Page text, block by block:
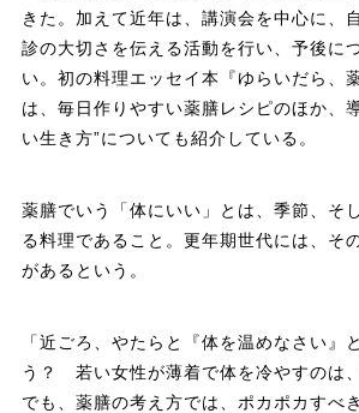
きた。加えて近年は、講演会を中心に、
診の大切さを伝える活動を行い、予後に
い。初の料理エッセイ本『ゆらいだら、
は、毎日作りやすい薬膳レシピのほか、
い生き方”についても紹介している。
薬膳でいう「体にいい」とは、季節、そ
る料理であること。更年期世代には、そ
があるという。
「近ごろ、やたらと『体を温めなさい』
う？ 若い女性が薄着で体を冷やすのは
でも、薬膳の考え方では、ポカポカすべ